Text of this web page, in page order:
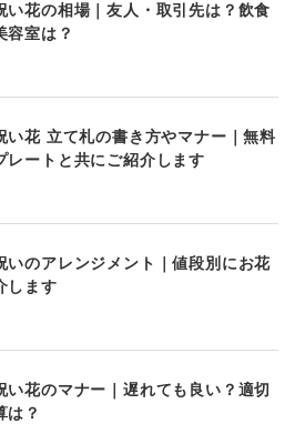
い花の相場｜友人・取引先は？飲食
容室は？
い花 立て札の書き方やマナー｜無料
レートと共にご紹介します
いのアレンジメント｜値段別にお花
します
い花のマナー｜遅れても良い？適切
は？